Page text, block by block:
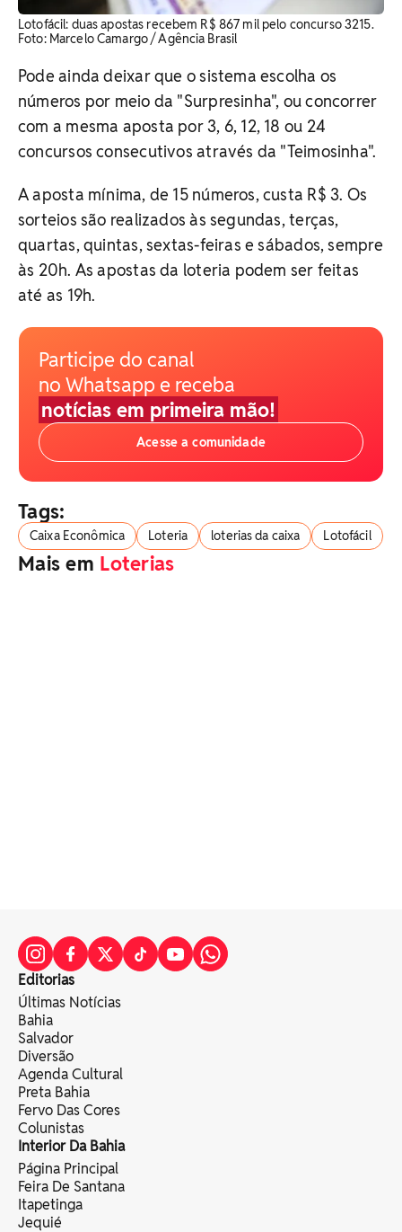
Lotofácil: duas apostas recebem R$ 867 mil pelo concurso 3215.
Foto: Marcelo Camargo / Agência Brasil
Pode ainda deixar que o sistema escolha os
números por meio da "Surpresinha", ou concorrer
com a mesma aposta por 3, 6, 12, 18 ou 24
concursos consecutivos através da "Teimosinha".
A aposta mínima, de 15 números, custa R$ 3. Os
sorteios são realizados às segundas, terças,
quartas, quintas, sextas-feiras e sábados, sempre
às 20h. As apostas da loteria podem ser feitas
até as 19h.
Participe do canal
no Whatsapp e receba
notícias em primeira mão!
Acesse a comunidade
Tags:
Caixa Econômica Loteria loterias da caixa Lotofácil
Mais em Loterias
Editorias
Últimas Notícias
Bahia
Salvador
Diversão
Agenda Cultural
Preta Bahia
Fervo Das Cores
Colunistas
Interior Da Bahia
Página Principal
Feira De Santana
Itapetinga
Jequié